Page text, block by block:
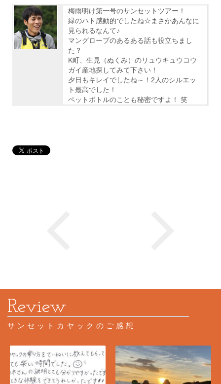
梅雨明け第一号のサンセットツアー！
緑のハト感動的でしたね☆まさかあんなに
見られるなんて♪
マングローブのあるある話も役立ちまし
た？
K町、生見（ぬくみ）のリュウキュウコウ
ガイ産地探してみて下さい！
夕日もキレイでしたね～！2人のシルエッ
ト最高でした！
ペットボトルのことも秘密ですよ！ 笑
サンセットカヤックのご感想